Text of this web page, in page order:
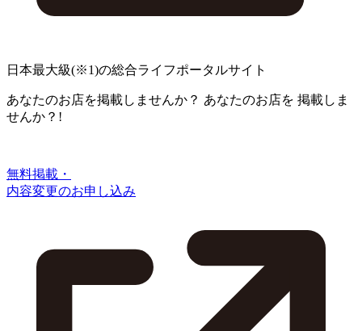
日本最大級(※1)の総合ライフポータルサイト
あなたのお店を掲載しませんか？ あなたのお店を 掲載しま
せんか？!
無料掲載・
内容変更のお申し込み